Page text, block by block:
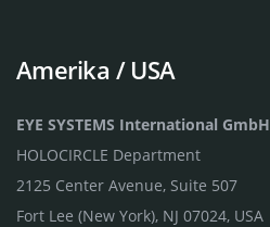
Amerika / USA
EYE SYSTEMS International GmbH
HOLOCIRCLE Department
2125 Center Avenue, Suite 507
Fort Lee (New York), NJ 07024, USA